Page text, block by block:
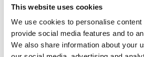
This website uses cookies
We use cookies to personalise content
provide social media features and to
We also share information about your
4LW Botanicals 4
K-